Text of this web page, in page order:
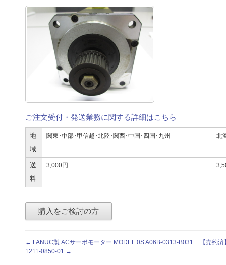
ご注文受付・発送業務に関する詳細はこちら
地
域
関東･中部･甲信越･北陸･関西･中国･四国･九州 北
送
料
3,000円
投
稿
← FANUC製 ACサーボモーター MODEL 0S A06B-0313-B031
【売約
1211-0850-01 →